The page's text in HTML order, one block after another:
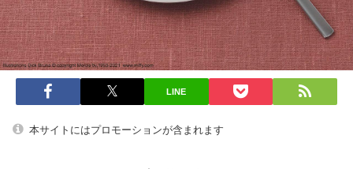
LINE
本サイトにはプロモーションが含まれます